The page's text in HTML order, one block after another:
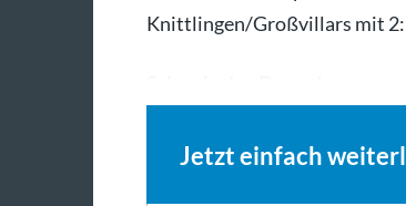
Knittlingen/Großvillars mit
Jetzt einfach